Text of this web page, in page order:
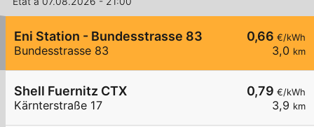
0,66 €/kWh
3,0 km
Eni Station - Bundesstrasse 83
Bundesstrasse 83
0,79 €/kWh
3,9 km
Shell Fuernitz CTX
Kärnterstraße 17